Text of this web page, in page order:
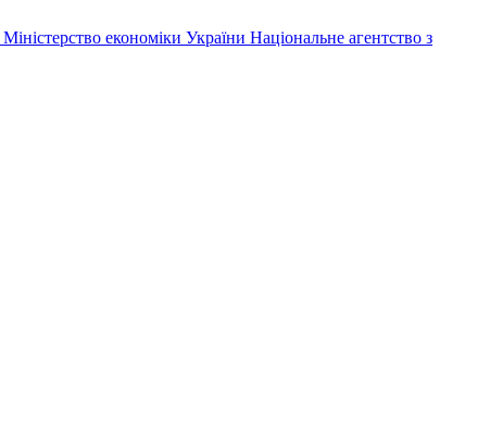
Міністерство економіки України Національне агентство з